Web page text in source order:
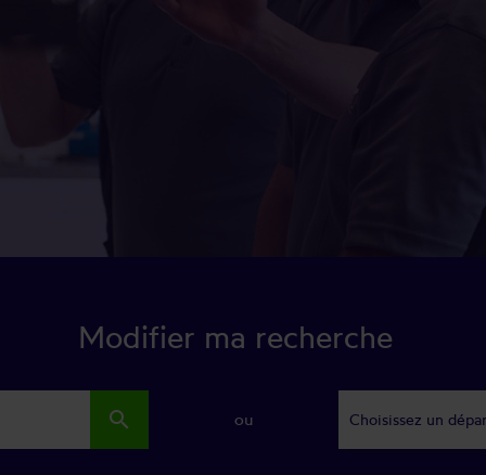
Modifier ma recherche
search ou Choisissez un